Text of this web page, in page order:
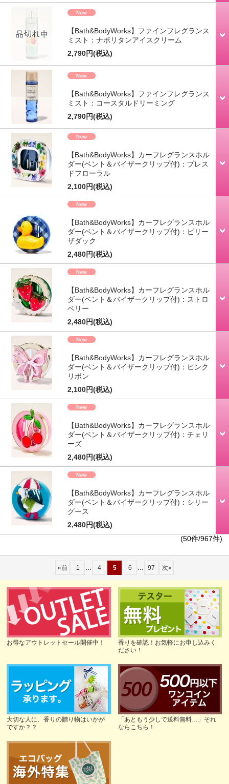
【Bath&BodyWorks】ファインフレグランス
ミスト：ナポリタンアイスクリーム
2,790円(税込)
【Bath&BodyWorks】ファインフレグランス
ミスト：コースタルドリーミング
2,790円(税込)
【Bath&BodyWorks】カーフレグランスホル
ダー(ベント＆バイザークリップ付)：プレス
ドフローラル
2,100円(税込)
【Bath&BodyWorks】カーフレグランスホル
ダー(ベント＆バイザークリップ付)：ビリー
ザダック
2,480円(税込)
【Bath&BodyWorks】カーフレグランスホル
ダー(ベント＆バイザークリップ付)：ストロ
ベリー
2,480円(税込)
【Bath&BodyWorks】カーフレグランスホル
ダー(ベント＆バイザークリップ付)：ピンク
リボン
2,100円(税込)
【Bath&BodyWorks】カーフレグランスホル
ダー(ベント＆バイザークリップ付)：チェリ
ーズ
2,480円(税込)
【Bath&BodyWorks】カーフレグランスホル
ダー(ベント＆バイザークリップ付)：シリー
グース
2,480円(税込)
(50件/967件)
«前 1 ... 4 5 6 ... 97 次»
お得なアウトレットセール開催中！
香りを確認！お気軽にお申し込みく
ださい！
大切な人に、香りの贈り物はいかが
ですか？？
「あともう少しで送料無料…」それ
ならこちら！